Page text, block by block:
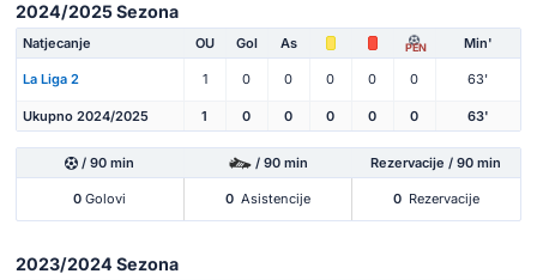
2024/2025 Sezona
Natjecanje OU Gol As PEN Min'
La Liga 2 1 0 0 0 0 0 63'
Ukupno 2024/2025 1 0 0 0 0 0 63'
/ 90 min / 90 min Rezervacije / 90 min
0 Golovi 0 Asistencije 0 Rezervacije
2023/2024 Sezona